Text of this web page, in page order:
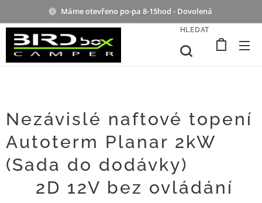
Máme otevřeno po-pa 8-15hod - Dovolená
HLEDAT
Nezávislé naftové topení
Autoterm Planar 2kW
(Sada do dodávky) 🛠️🔥
♨️ 2D 12V bez ovládání